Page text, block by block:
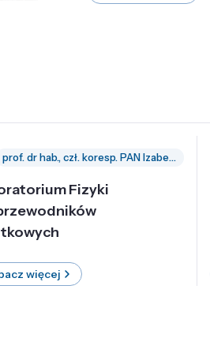
prof. dr hab., czł. koresp. PAN Izabella Grzegory
Fizyki
więcej